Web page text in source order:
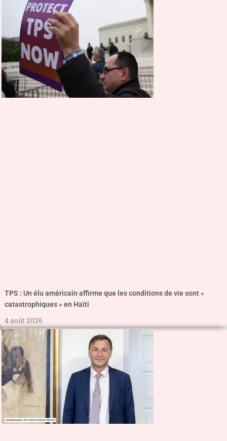
TPS : Un élu américain affirme que les conditions de vie sont «
catastrophiques » en Haïti
4 août 2026